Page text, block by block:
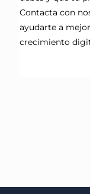
Contacta con
ayudarte a
crecimiento